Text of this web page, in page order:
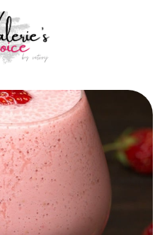
Culture
& Drinks
Opmerkelijk
& Duurzaamheid
& Tech
Valerie
Beauty